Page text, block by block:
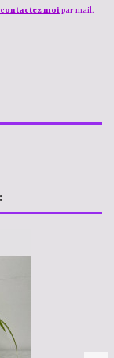
contactez moi par mail.